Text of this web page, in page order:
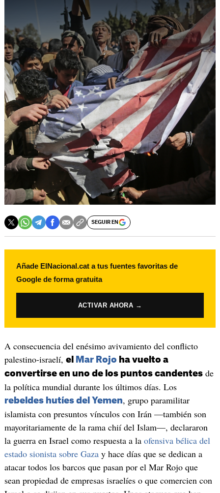
SEGUIR EN
Añade ElNacional.cat a tus fuentes favoritas de
Google de forma gratuita
ACTIVAR AHORA →
A consecuencia del enésimo avivamiento del conflicto
palestino-israelí, el Mar Rojo ha vuelto a
convertirse en uno de los puntos candentesde
la política mundial durante los últimos días. Los
rebeldes hutíes del Yemen, grupo paramilitar
islamista con presuntos vínculos con Irán —también son
mayoritariamente de la rama chií del Islam—, declararon
la guerra en Israel como respuesta a la ofensiva bélica del
estado sionista sobre Gazay hace días que se dedican a
atacar todos los barcos que pasan por el Mar Rojo que
sean propiedad de empresas israelíes o que comercien con